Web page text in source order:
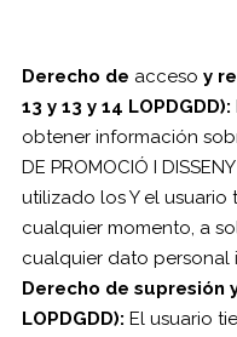
Derecho de acceso y
13 y 13 y 14 LOPDGDD):
obtener información
DE PROMOCIÓ I
utilizado los Y el
cualquier momento, a
cualquier dato
Derecho de supresión
LOPDGDD): El usuario